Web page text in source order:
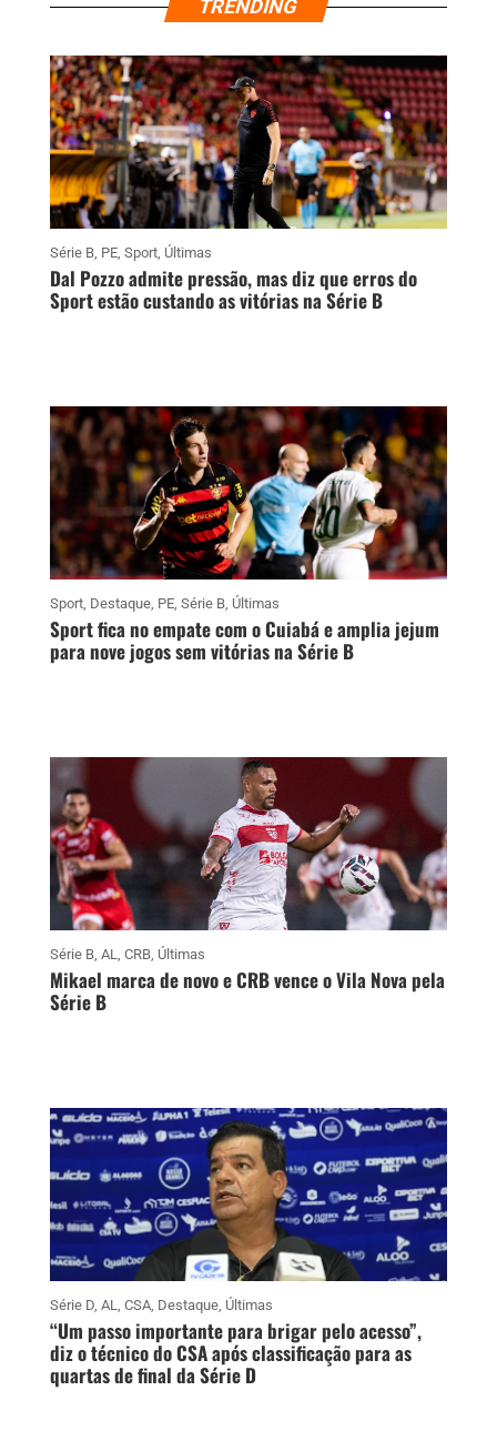
TRENDING
Série B, PE, Sport, Últimas
Dal Pozzo admite pressão, mas diz que erros do
Sport estão custando as vitórias na Série B
Sport, Destaque, PE, Série B, Últimas
Sport fica no empate com o Cuiabá e amplia jejum
para nove jogos sem vitórias na Série B
Série B, AL, CRB, Últimas
Mikael marca de novo e CRB vence o Vila Nova pela
Série B
Série D, AL, CSA, Destaque, Últimas
“Um passo importante para brigar pelo acesso”,
diz o técnico do CSA após classificação para as
quartas de final da Série D